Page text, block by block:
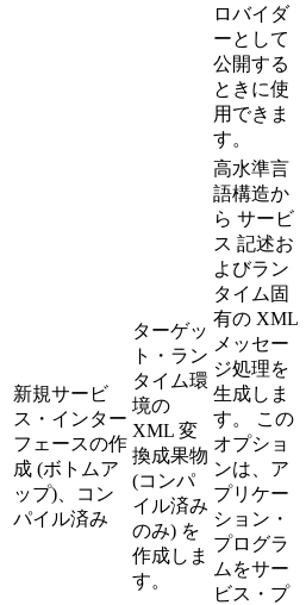
ロバイダ
ーとして
公開する
ときに使
用できま
す。
新規サービ
ス・インター
フェースの作
成 (ボトムア
ップ)、コン
パイル済み
ターゲッ
ト・ラン
タイム環
境の
XML 変
換成果物
(コンパ
イル済み
のみ) を
作成しま
す。
高水準言
語構造か
ら サービ
ス 記述お
よびラン
タイム固
有の XML
メッセー
ジ処理を
生成しま
す。 この
オプショ
ンは、ア
プリケー
ション・
プログラ
ムをサー
ビス・プ